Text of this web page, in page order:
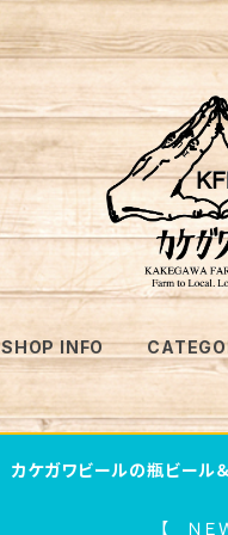
SHOP INFO
カケガワビールの瓶ビール
【 ＮＥ